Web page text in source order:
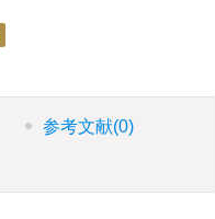
参考文献(0)